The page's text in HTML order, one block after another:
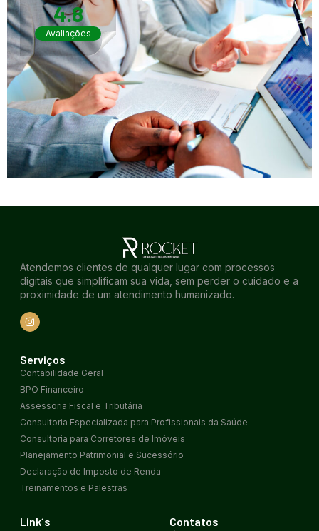
4.8
Avaliações
Atendemos clientes de qualquer lugar com processos
digitais que simplificam sua vida, sem perder o cuidado e a
proximidade de um atendimento humanizado.
Link´s
Serviços
Contabilidade Geral
BPO Financeiro
Assessoria Fiscal e Tributária
Consultoria Especializada para Profissionais da Saúde
Consultoria para Corretores de Imóveis
Planejamento Patrimonial e Sucessório
Declaração de Imposto de Renda
Treinamentos e Palestras
Contatos